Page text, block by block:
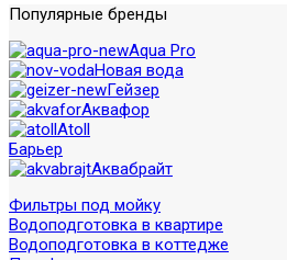
Популярные бренды
Aqua Pro
Новая вода
Гейзер
Аквафор
Atoll
Барьер
Аквабрайт
Фильтры под мойку
Водоподготовка в квартире
Водоподготовка в коттедже